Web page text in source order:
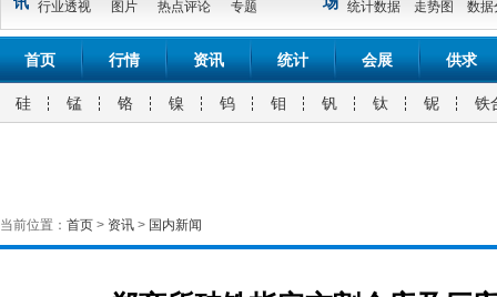
行业透视
图片 热点评论 专题
统计数据
走势图 数据
首页 行情 资讯 统计 会展 供求
硅 锰 铬 镍 钨 钼 钒 钛 铌 铁
当前位置： 首页 > 资讯 > 国内新闻